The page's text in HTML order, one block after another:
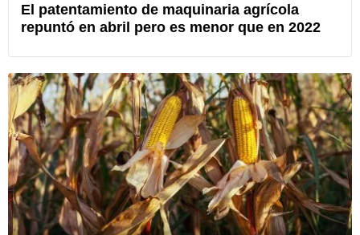
El patentamiento de maquinaria agrícola
repuntó en abril pero es menor que en 2022